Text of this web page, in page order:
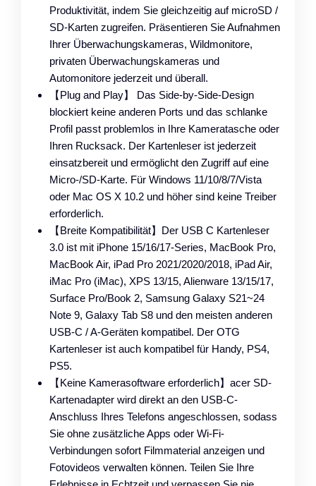
Produktivität, indem Sie gleichzeitig auf microSD /
SD-Karten zugreifen. Präsentieren Sie Aufnahmen
Ihrer Überwachungskameras, Wildmonitore,
privaten Überwachungskameras und
Automonitore jederzeit und überall.
【Plug and Play】 Das Side-by-Side-Design
blockiert keine anderen Ports und das schlanke
Profil passt problemlos in Ihre Kameratasche oder
Ihren Rucksack. Der Kartenleser ist jederzeit
einsatzbereit und ermöglicht den Zugriff auf eine
Micro-/SD-Karte. Für Windows 11/10/8/7/Vista
oder Mac OS X 10.2 und höher sind keine Treiber
erforderlich.
【Breite Kompatibilität】Der USB C Kartenleser
3.0 ist mit iPhone 15/16/17-Series, MacBook Pro,
MacBook Air, iPad Pro 2021/2020/2018, iPad Air,
iMac Pro (iMac), XPS 13/15, Alienware 13/15/17,
Surface Pro/Book 2, Samsung Galaxy S21~24
Note 9, Galaxy Tab S8 und den meisten anderen
USB-C / A-Geräten kompatibel. Der OTG
Kartenleser ist auch kompatibel für Handy, PS4,
PS5.
【Keine Kamerasoftware erforderlich】acer SD-
Kartenadapter wird direkt an den USB-C-
Anschluss Ihres Telefons angeschlossen, sodass
Sie ohne zusätzliche Apps oder Wi-Fi-
Verbindungen sofort Filmmaterial anzeigen und
Fotovideos verwalten können. Teilen Sie Ihre